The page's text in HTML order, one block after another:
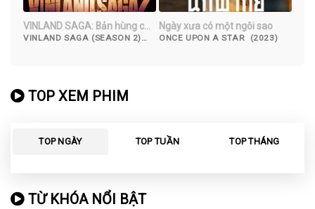
VINLAND SAGA: Bản hùng ca
Viking (Phần 2)
VINLAND SAGA (SEASON 2)
Ngày xưa có một ngôi sao
ONCE UPON A STAR (2023)
TOP XEM PHIM
TOP NGÀY TOP TUẦN TOP THÁNG
TỪ KHÓA NỔI BẬT